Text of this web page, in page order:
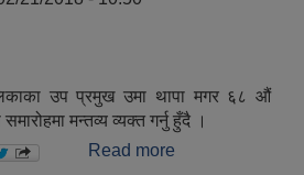
उप प्रमुख उमा थापा मगर ६८ औं
मन्तव्य व्यक्त गर्नु हुँदै ।
Read more